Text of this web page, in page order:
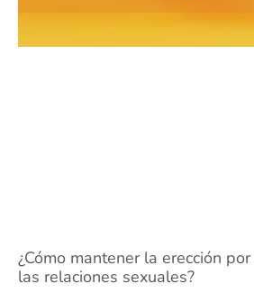
¿Cómo mantener la erección
las relaciones sexuales?